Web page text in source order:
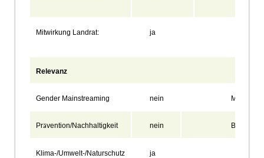
Mitwirkung Landrat: ja
Relevanz
Gender Mainstreaming nein Migration
Prävention/Nachhaltigkeit nein Bildung
Klima-/Umwelt-/Naturschutz ja